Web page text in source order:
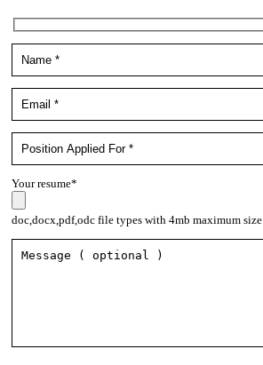
Your resume*
doc,docx,pdf,odc file types with 4mb maximum size